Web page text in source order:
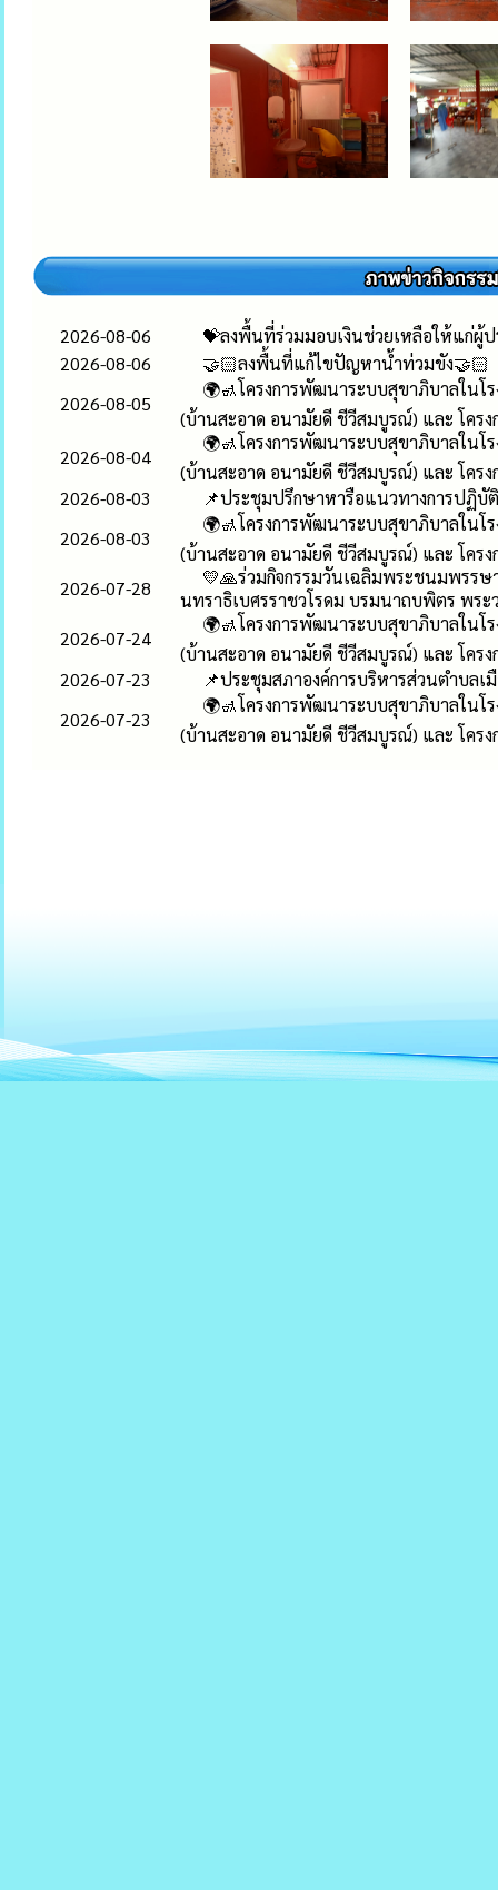
2026-08-06
💝ลงพื้นที่ร่วมมอบเงินช่วยเหลือให้แก่ผู้
2026-08-06
🤝🏻ลงพื้นที่แก้ไขปัญหาน้ำท่วมขัง🤝🏻
2026-08-05
🌍🚮โครงการพัฒนาระบบสุขาภิบาลในโ
(บ้านสะอาด อนามัยดี ชีวีสมบูรณ์) และ โครง
2026-08-04
🌍🚮โครงการพัฒนาระบบสุขาภิบาลในโ
(บ้านสะอาด อนามัยดี ชีวีสมบูรณ์) และ โครง
2026-08-03
📌ประชุมปรึกษาหารือแนวทางการปฏิ
2026-08-03
🌍🚮โครงการพัฒนาระบบสุขาภิบาลในโ
(บ้านสะอาด อนามัยดี ชีวีสมบูรณ์) และ โครง
2026-07-28
💛🙏ร่วมกิจกรรมวันเฉลิมพระชนมพรร
นทราธิเบศรราชวโรดม บรมนาถบพิตร พระว
2026-07-24
🌍🚮โครงการพัฒนาระบบสุขาภิบาลในโ
(บ้านสะอาด อนามัยดี ชีวีสมบูรณ์) และ โครง
2026-07-23
📌ประชุมสภาองค์การบริหารส่วนตำบล
2026-07-23
🌍🚮โครงการพัฒนาระบบสุขาภิบาลในโ
(บ้านสะอาด อนามัยดี ชีวีสมบูรณ์) และ โครง